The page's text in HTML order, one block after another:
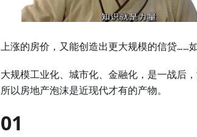
上涨的房价，又能创造出更大规模的信贷……
大规模工业化、城市化、金融化，是一战后
所以房地产泡沫是近现代才有的产物。
01